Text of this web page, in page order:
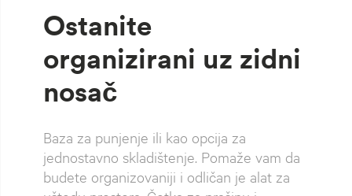
Ostanite
organizirani uz zidni
nosač
Baza za punjenje ili kao opcija za
jednostavno skladištenje. Pomaže vam da
budete organizovaniji i odličan je alat za